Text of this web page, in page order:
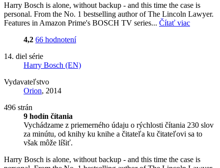
Harry Bosch is alone, without backup - and this time the case is
personal. From the No. 1 bestselling author of The Lincoln Lawyer.
Features in Amazon Prime's BOSCH TV series... Čítať viac
4,2 66 hodnotení
14. diel série
Harry Bosch (EN)
Vydavateľstvo
Orion, 2014
496 strán
9 hodín čítania
Vychádzame z priemerného údaju o rýchlosti čítania 230 slov
za minútu, od knihy ku knihe a čitateľa ku čitateľovi sa to
však môže líšiť.
Harry Bosch is alone, without backup - and this time the case is